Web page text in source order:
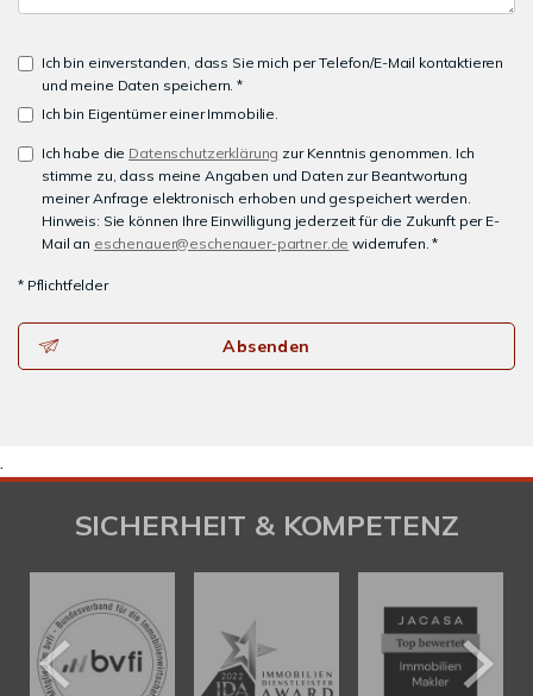
Ich bin einverstanden, dass Sie mich per Telefon/E-Mail kontaktieren
und meine Daten speichern. *
Ich bin Eigentümer einer Immobilie.
Ich habe die Datenschutzerklärung zur Kenntnis genommen. Ich
stimme zu, dass meine Angaben und Daten zur Beantwortung
meiner Anfrage elektronisch erhoben und gespeichert werden.
Hinweis: Sie können Ihre Einwilligung jederzeit für die Zukunft per E-
Mail an eschenauer@eschenauer-partner.de widerrufen. *
* Pflichtfelder
Absenden
.
SICHERHEIT & KOMPETENZ